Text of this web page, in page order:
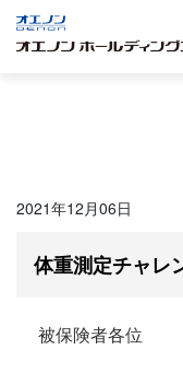
Skip
2021年12月06日
体重測定チャレ
被保険者各位